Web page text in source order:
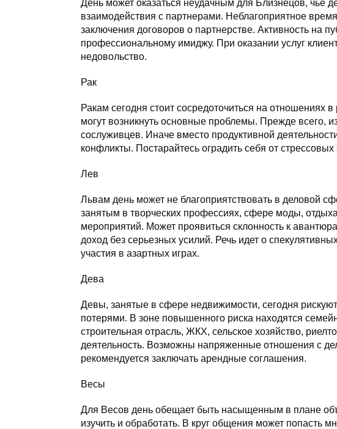
День может оказаться неудачным для Близнецов, чье
взаимодействия с партнерами. Неблагоприятное
заключения договоров о партнерстве. Активность на
профессиональному имиджу. При оказании услуг
недовольство.
Рак
Ракам сегодня стоит сосредоточиться на отношениях
могут возникнуть основные проблемы. Прежде всего,
сослуживцев. Иначе вместо продуктивной
конфликты. Постарайтесь оградить себя от стрессовых
Лев
Львам день может не благоприятствовать в деловой
занятым в творческих профессиях, сфере моды,
мероприятий. Может проявиться склонность к
доход без серьезных усилий. Речь идет о
участия в азартных играх.
Дева
Девы, занятые в сфере недвижимости, сегодня
потерями. В зоне повышенного риска находятся
строительная отрасль, ЖКХ, сельское хозяйство,
деятельность. Возможны напряженные отношения с
рекомендуется заключать арендные соглашения.
Весы
Для Весов день обещает быть насыщенным в плане
изучить и обработать. В круг общения может попасть